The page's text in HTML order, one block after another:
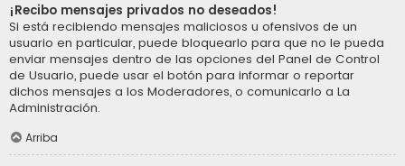
¡Recibo mensajes privados no deseados!
Si está recibiendo mensajes maliciosos u ofensivos de un
usuario en particular, puede bloquearlo para que no le pueda
enviar mensajes dentro de las opciones del Panel de Control
de Usuario, puede usar el botón para informar o reportar
dichos mensajes a los Moderadores, o comunicarlo a La
Administración.
Arriba